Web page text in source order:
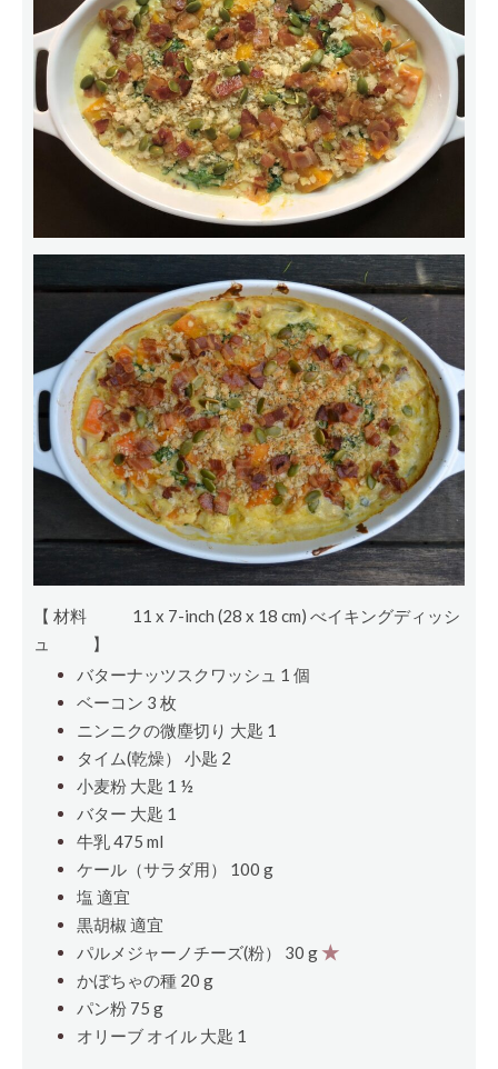
【 材料
11 x 7-inch (28 x 18 cm) べイキングディッシ
ュ
】
バターナッツスクワッシュ 1 個
ベーコン 3 枚
ニンニクの微塵切り 大匙 1
タイム(乾燥） 小匙 2
小麦粉 大匙 1 ½
バター 大匙 1
牛乳 475 ml
ケール（サラダ用） 100 g
塩 適宜
黒胡椒 適宜
パルメジャーノチーズ(粉） 30 g ★
かぼちゃの種 20 g
パン粉 75 g
オリーブ オイル 大匙 1